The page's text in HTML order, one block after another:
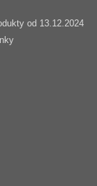
od 13.12.2024